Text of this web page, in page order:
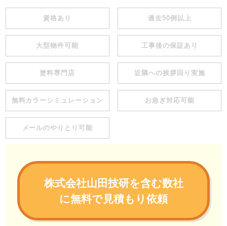
資格あり 過去50例以上
大型物件可能 工事後の保証あり
塗料専門店 近隣への挨拶回り実施
無料カラーシミュレーション お急ぎ対応可能
メールのやりとり可能
株式会社山田技研を含む数社
に無料で見積もり依頼